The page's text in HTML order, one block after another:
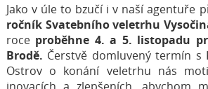
Jako v úle to bzučí i v naší agentuře
ročník Svatebního veletrhu
roce proběhne 4. a 5. listopadu
Brodě. Čerstvě domluvený termín
Ostrov o konání veletrhu nás